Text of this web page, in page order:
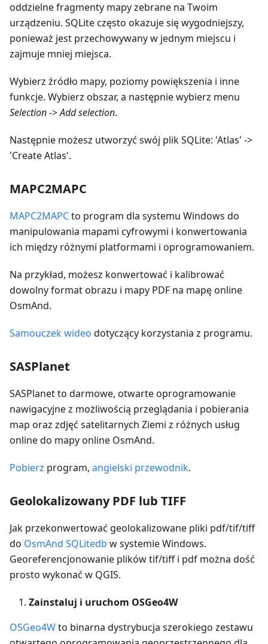
oddzielne fragmenty mapy zebrane na Twoim
urządzeniu. SQLite często okazuje się wygodniejszy,
ponieważ jest przechowywany w jednym miejscu i
zajmuje mniej miejsca.
Wybierz źródło mapy, poziomy powiększenia i inne
funkcje. Wybierz obszar, a następnie wybierz menu
Selection->Add selection.
Następnie możesz utworzyć swój plik SQLite: 'Atlas' ->
'Create Atlas'.
MAPC2MAPC
MAPC2MAPCto program dla systemu Windows do
manipulowania mapami cyfrowymi i konwertowania
ich między różnymi platformami i oprogramowaniem.
Na przykład, możesz konwertować i kalibrować
dowolny format obrazu i mapy PDF na mapę online
OsmAnd.
Samouczek wideo dotyczący korzystania z programu.
SASPlanet
SASPlanet to darmowe, otwarte oprogramowanie
nawigacyjne z możliwością przeglądania i pobierania
map oraz zdjęć satelitarnych Ziemi z różnych usług
online do mapy online OsmAnd.
Pobierz program, angielski przewodnik.
Geolokalizowany PDF lub TIFF
Jak przekonwertować geolokalizowane pliki pdf/tif/tiff
do OsmAnd SQLitedb w systemie Windows.
Georeferencjonowanie plików tif/tiff i pdf można dość
prosto wykonać w QGIS.
Zainstaluj i uruchom OSGeo4W
OSGeo4Wto binarna dystrybucja szerokiego zestawu